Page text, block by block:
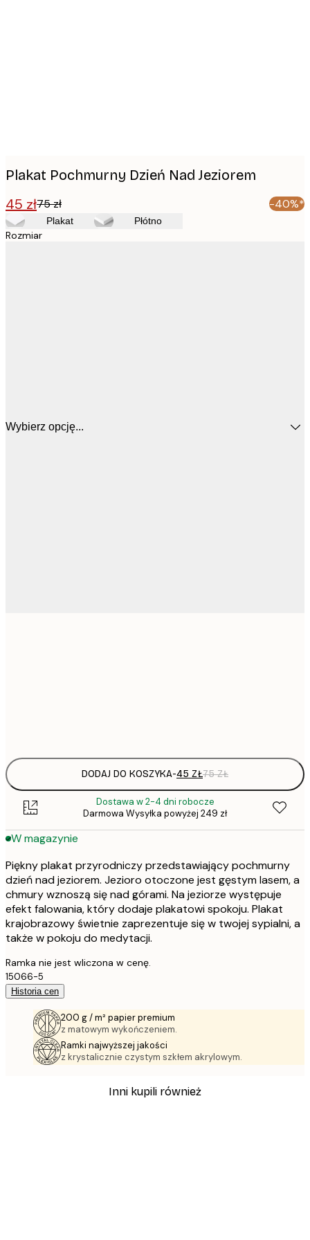
Plakat Pochmurny Dzień Nad Jeziorem
45 zł75 zł -40%*
Plakat Płótno
Rozmiar
Wybierz opcję...
DODAJ DO KOSZYKA-45 ZŁ75 ZŁ
Dostawa w 2-4 dni robocze
Darmowa Wysyłka powyżej 249 zł
W magazynie
Piękny plakat przyrodniczy przedstawiający pochmurny
dzień nad jeziorem. Jezioro otoczone jest gęstym lasem, a
chmury wznoszą się nad górami. Na jeziorze występuje
efekt falowania, który dodaje plakatowi spokoju. Plakat
krajobrazowy świetnie zaprezentuje się w twojej sypialni, a
także w pokoju do medytacji.
Ramka nie jest wliczona w cenę.
15066-5
Historia cen
200 g / m² papier premium
z matowym wykończeniem.
Ramki najwyższej jakości
z krystalicznie czystym szkłem akrylowym.
Inni kupili również